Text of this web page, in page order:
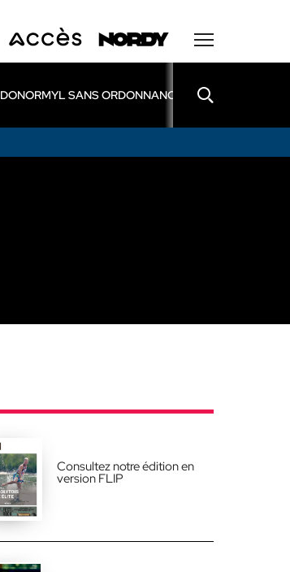
DONORMYL SANS ORDONNANCE LEXOMIL SANS
Consultez notre édition en
version FLIP